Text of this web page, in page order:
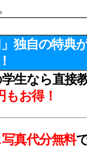
」独自の特典
生なら直接
もお得！
真代分無料